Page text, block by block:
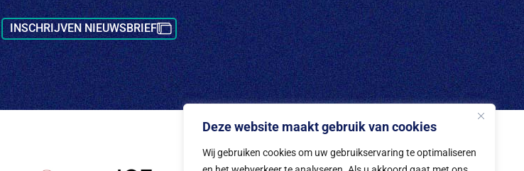
Deze website maakt gebruik van cookies
Wij gebruiken cookies om uw gebruikservaring te optimaliseren
INSCHRIJVEN NIEUWSBRIEF